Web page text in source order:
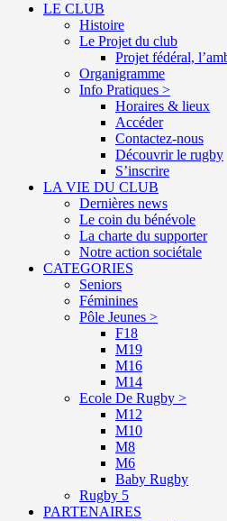
LE CLUB
Histoire
Le Projet du club
Projet fédéral,
Organigramme
Info Pratiques >
Horaires & lieux
Accéder
Contactez-nous
Découvrir le rugby
S’inscrire
LA VIE DU CLUB
Dernières news
Le coin du bénévole
La charte du supporter
Notre action sociétale
CATEGORIES
Seniors
Féminines
Pôle Jeunes >
F18
M19
M16
M14
Ecole De Rugby >
M12
M10
M8
M6
Baby Rugby
Rugby 5
PARTENAIRES